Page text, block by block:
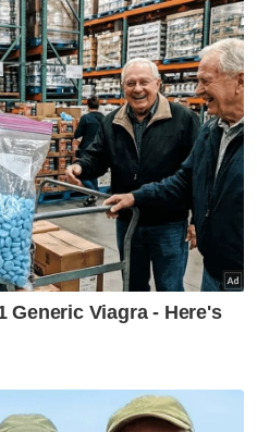
Palestin.
kemenangan itu, satu
dari
Syarikat (AS).
ketua jurulatih
membawa bendera
di hadapan kamera
tanda sokongan
perlawanan,
mendedikasikan